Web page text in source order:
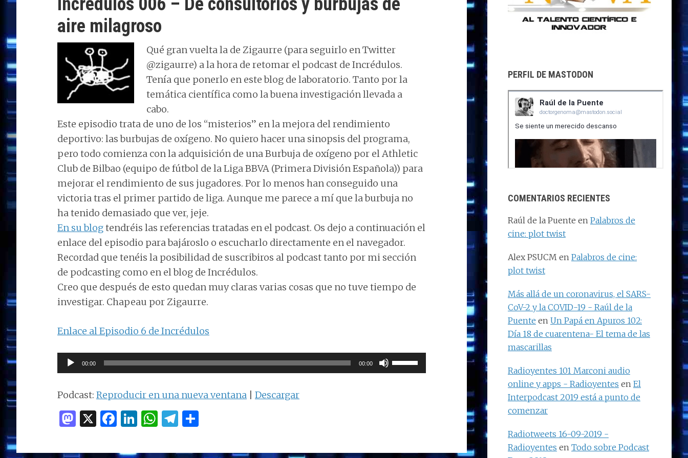
aire milagroso
Qué gran vuelta la de Zigaurre (para seguirlo en Twitter
@zigaurre) a la hora de retomar el podcast de Incrédulos.
Tenía que ponerlo en este blog de laboratorio. Tanto por la
temática científica como la buena investigación llevada a
cabo.
Este episodio trata de uno de los “misterios” en la mejora del rendimiento
deportivo: las burbujas de oxígeno. No quiero hacer una sinopsis del programa,
pero todo comienza con la adquisición de una Burbuja de oxígeno por el Athletic
Club de Bilbao (equipo de fútbol de la Liga BBVA (Primera División Española)) para
mejorar el rendimiento de sus jugadores. Por lo menos han conseguido una
victoria tras el primer partido de liga. Aunque me parece a mí que la burbuja no
ha tenido demasiado que ver, jeje.
En su blogtendréis las referencias tratadas en el podcast. Os dejo a continuación el
enlace del episodio para bajároslo o escucharlo directamente en el navegador.
Recordad que tenéis la posibilidad de suscribiros al podcast tanto por mi sección
de podcasting como en el blog de Incrédulos.
Creo que después de esto quedan muy claras varias cosas que no tuve tiempo de
investigar. Chapeau por Zigaurre.
Enlace al Episodio 6 de Incrédulos
Reproductor
de
audio
00:00 00:00
Utiliza
las
Podcast: Reproducir en una nueva ventana Descargar
M
to
X F
ce
Li
k
W
at
T
e m
PERFIL DE MASTODON
COMENTARIOS RECIENTES
Raúl de la Puente en Palabros de
cine: plot twist
Alex PSUCM en Palabros de cine:
plot twist
Más allá de un coronavirus, el SARS-
CoV-2 y la COVID-19 - Raúl de la
Puente en Un Papá en Apuros 102:
Día 18 de cuarentena- El tema de las
mascarillas
Radioyentes 101 Marconi audio
online y apps - Radioyentes en El
Interpodcast 2019 está a punto de
comenzar
Radiotweets 16-09-2019 -
Radioyentes en Todo sobre Podcast